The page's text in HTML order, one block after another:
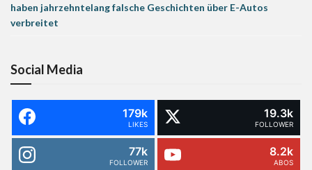
haben jahrzehntelang falsche Geschichten über E-Autos
verbreitet
Social Media
179k
LIKES
19.3k
FOLLOWER
77k
FOLLOWER
8.2k
ABOS